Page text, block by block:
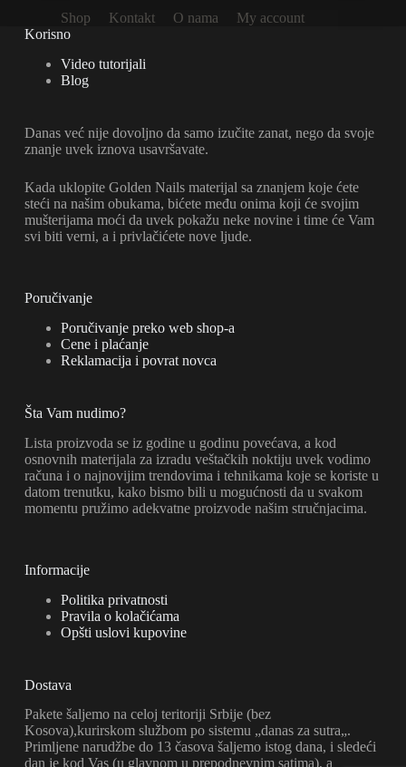
Shop Kontakt O nama
My account
Korisno
Video tutorijali
Blog
Danas već nije dovoljno da samo izučite zanat, nego da svoje
znanje uvek iznova usavršavate.
Kada uklopite Golden Nails materijal sa znanjem koje ćete
steći na našim obukama, bićete među onima koji će svojim
mušterijama moći da uvek pokažu neke novine i time će Vam
svi biti verni, a i privlačićete nove ljude.
Poručivanje
Poručivanje preko web shop-a
Cene i plaćanje
Reklamacija i povrat novca
Šta Vam nudimo?
Lista proizvoda se iz godine u godinu povećava, a kod
osnovnih materijala za izradu veštačkih noktiju uvek vodimo
računa i o najnovijim trendovima i tehnikama koje se koriste u
datom trenutku, kako bismo bili u mogućnosti da u svakom
momentu pružimo adekvatne proizvode našim stručnjacima.
Informacije
Politika privatnosti
Pravila o kolačićama
Opšti uslovi kupovine
Dostava
Pakete šaljemo na celoj teritoriji Srbije (bez
Kosova),kurirskom službom po sistemu „danas za sutra„.
Primljene narudžbe do 13 časova šaljemo istog dana, i sledeći
dan je kod Vas (u glavnom u prepodnevnim satima), a